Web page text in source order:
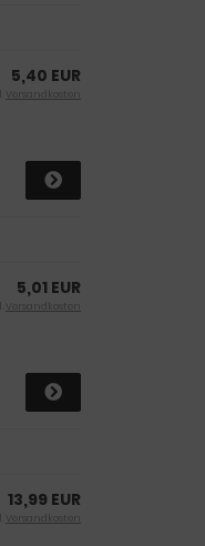
5,40 EUR
Versandkosten
5,01 EUR
Versandkosten
13,99 EUR
Versandkosten